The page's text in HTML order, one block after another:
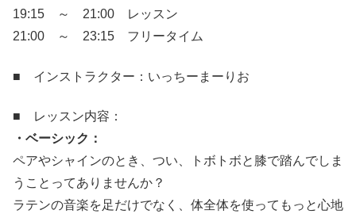
19:15 ～ 21:00 レッスン
21:00 ～ 23:15 フリータイム
■ インストラクター：いっちーまーりお
■ レッスン内容：
・ベーシック：
ペアやシャインのとき、つい、トボトボと膝で踏んでしま
うことってありませんか？
ラテンの音楽を足だけでなく、体全体を使ってもっと心地